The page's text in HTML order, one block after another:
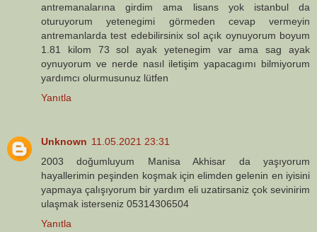
antremanalarına girdim ama lisans yok istanbul da
oturuyorum yetenegimi görmeden cevap vermeyin
antremanlarda test edebilirsinix sol açık oynuyorum boyum
1.81 kilom 73 sol ayak yetenegim var ama sag ayak
oynuyorum ve nerde nasıl iletişim yapacagımı bilmiyorum
yardımcı olurmusunuz lütfen
Yanıtla
Unknown 11.05.2021 23:31
2003 doğumluyum Manisa Akhisar da yaşıyorum
hayallerimin peşinden koşmak için elimden gelenin en iyisini
yapmaya çalışıyorum bir yardım eli uzatirsaniz çok sevinirim
ulaşmak isterseniz 05314306504
Yanıtla